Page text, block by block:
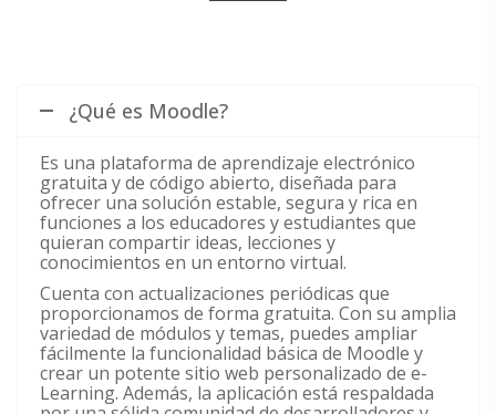
¿Qué es Moodle?
Es una plataforma de aprendizaje electrónico
gratuita y de código abierto, diseñada para
ofrecer una solución estable, segura y rica en
funciones a los educadores y estudiantes que
quieran compartir ideas, lecciones y
conocimientos en un entorno virtual.
Cuenta con actualizaciones periódicas que
proporcionamos de forma gratuita. Con su amplia
variedad de módulos y temas, puedes ampliar
fácilmente la funcionalidad básica de Moodle y
crear un potente sitio web personalizado de e-
Learning. Además, la aplicación está respaldada